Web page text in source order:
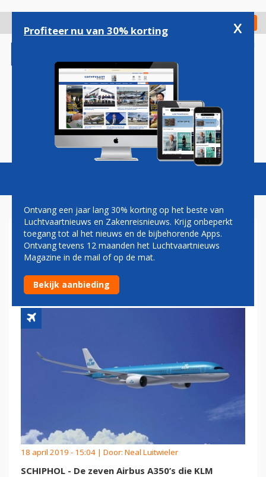
gaan
Check in
Magazine Podcasts Vacatures
DEFINITIEF GEEN AIRBUS
A350'S VOOR KLM; MEER
BOEING 787'S
18 april 2019 - 15:04 | Door: Neal Luitwieler
SCHIPHOL - De zeven Airbus A350’s die KLM
Profiteer nu van 30% korting x
Ontvang een jaar lang 30% korting op het beste van
Luchtvaartnieuws en Zakenreisnieuws. Krijg onbeperkt
toegang tot al het nieuws en de bijbehorende Apps.
Ontvang tevens 12 maanden het Luchtvaartnieuws
Magazine in de mail of op de mat.
Bekijk aanbieding